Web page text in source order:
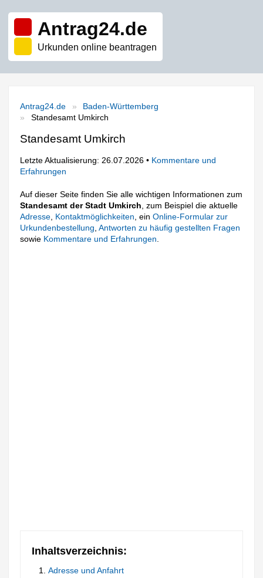
Antrag24.de
Urkunden online beantragen
Antrag24.de
Baden-Württemberg
Standesamt Umkirch
Standesamt Umkirch
Letzte Aktualisierung: 26.07.2026 • Kommentare und
Erfahrungen
Auf dieser Seite finden Sie alle wichtigen Informationen zum
Standesamt der Stadt Umkirch , zum Beispiel die aktuelle
Adresse Kontaktmöglichkeiten , einOnline-Formular zur
Urkundenbestellung ,Antworten zu häufig gestellten Fragen
sowie Kommentare und Erfahrungen
Inhaltsverzeichnis:
Adresse und Anfahrt